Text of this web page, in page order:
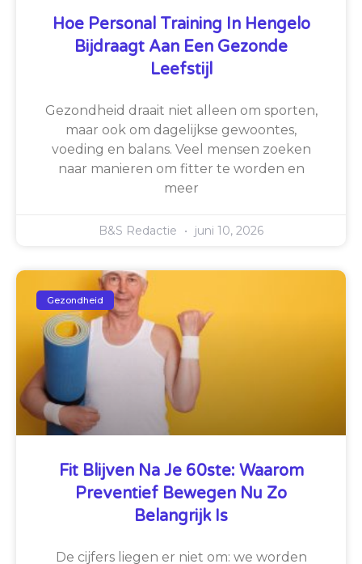
Hoe Personal Training In Hengelo
Bijdraagt Aan Een Gezonde
Leefstijl
Gezondheid draait niet alleen om sporten,
maar ook om dagelijkse gewoontes,
voeding en balans. Veel mensen zoeken
naar manieren om fitter te worden en
meer
B&S Redactie juni 10, 2026
Gezondheid
Fit Blijven Na Je 60ste: Waarom
Preventief Bewegen Nu Zo
Belangrijk Is
De cijfers liegen er niet om: we worden